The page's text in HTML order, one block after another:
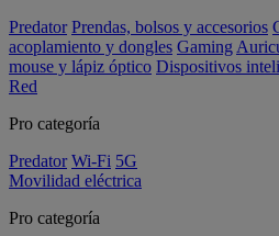
Predator Prendas, bolsos y accesorios
acoplamiento y dongles Gaming
mouse y lápiz óptico Dispositivos
Red
Pro categoría
Predator Wi-Fi 5G
Movilidad eléctrica
Pro categoría